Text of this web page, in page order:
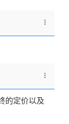
的定价以及